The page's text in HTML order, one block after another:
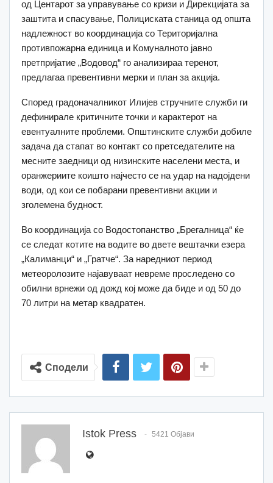
од Центарот за управување со кризи и Дирекцијата за
заштита и спасување, Полициската станица од општа
надлежност во координација со Територијална
противпожарна единица и Комуналното јавно
претпријатие „Водовод“ го анализираа теренот,
предлагаа превентивни мерки и план за акција.
Според градоначалникот Илијев стручните служби ги
дефинирале критичните точки и карактерот на
евентуалните проблеми. Општинските служби добиле
задача да стапат во контакт со претседателите на
месните заедници од низинските населени местa, и
оранжериите коишто најчесто се на удар на надојдени
води, од кои се побарани превентивни акции и
зголемена будност.
Во координација со Водостопанство „Брегалница“ ќе
се следат котите на водите во двете вештачки езера
„Калиманци“ и „Гратче“. За наредниот период
метеоролозите најавуваат невреме проследено со
обилни врнежи од дожд кој може да биде и од 50 до
70 литри на метар квадратен.
Сподели
Istok Press 5421 Објави